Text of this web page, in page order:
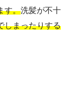
す。洗髪が不十
しまったりする